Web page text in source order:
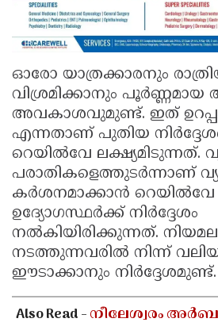
ഓരോ യാത്രക്കാരനും
വിശ്രമിക്കാനും
അവകാശവുമുണ്ട്. ഇത്
എന്നതാണ് പുതിയ
റെയിൽവേ ലക്ഷ്യമിടുന്നത്.
പരാതികളെത്തുടർന്നാണ്
കർശനമാക്കാൻ റെയിൽവേ
ഉദ്യോഗസ്ഥർക്ക് നിർദ്ദേശം
നൽകിയിരിക്കുന്നത്.
നടത്തുന്നവരിൽ നിന്ന്
ഈടാക്കാനും നിർദ്ദേശമുണ്ട്.
Also Read -നീലേശ്വരം